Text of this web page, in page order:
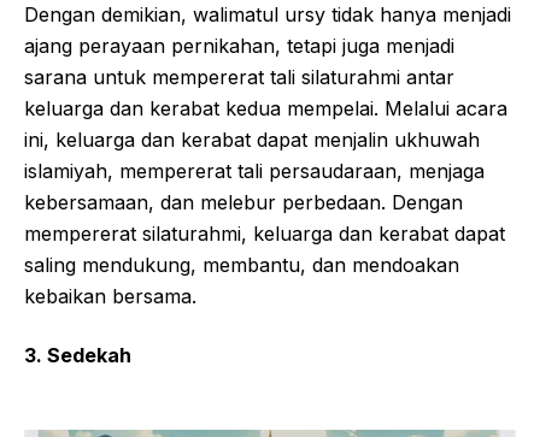
Dengan demikian, walimatul ursy tidak hanya menjadi
ajang perayaan pernikahan, tetapi juga menjadi
sarana untuk mempererat tali silaturahmi antar
keluarga dan kerabat kedua mempelai. Melalui acara
ini, keluarga dan kerabat dapat menjalin ukhuwah
islamiyah, mempererat tali persaudaraan, menjaga
kebersamaan, dan melebur perbedaan. Dengan
mempererat silaturahmi, keluarga dan kerabat dapat
saling mendukung, membantu, dan mendoakan
kebaikan bersama.
3. Sedekah